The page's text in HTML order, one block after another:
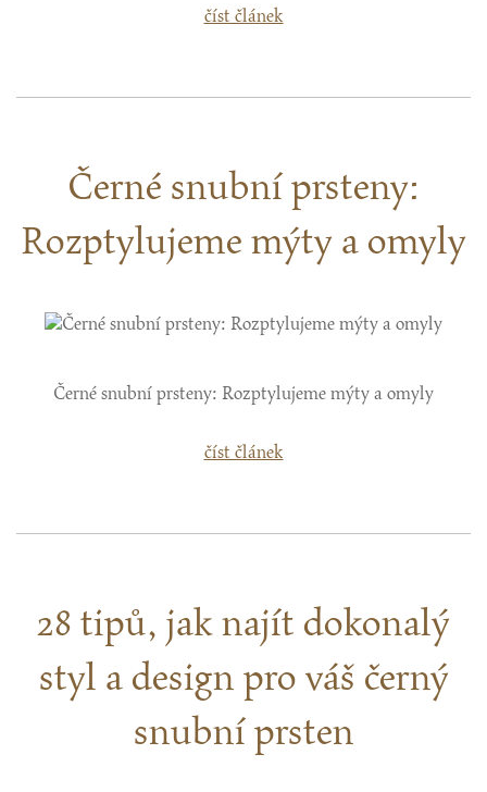
číst článek
Černé snubní prsteny:
Rozptylujeme mýty a omyly
Černé snubní prsteny: Rozptylujeme mýty a omyly
číst článek
28 tipů, jak najít dokonalý
styl a design pro váš černý
snubní prsten